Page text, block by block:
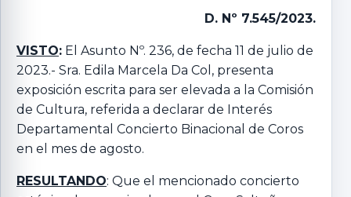
D. Nº 7.545/2023.
VISTO: El Asunto Nº. 236, de fecha 11 de julio de
2023.- Sra. Edila Marcela Da Col, presenta
exposición escrita para ser elevada a la Comisión
de Cultura, referida a declarar de Interés
Departamental Concierto Binacional de Coros
en el mes de agosto.
RESULTANDO: Que el mencionado concierto